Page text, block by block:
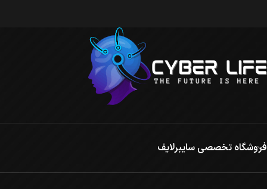
فروشگاه تخصصی سایبرلایف